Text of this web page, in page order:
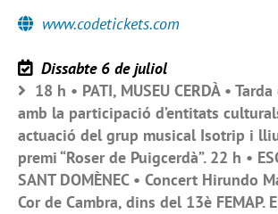
www.codetickets.com
Dissabte 6 de juliol
18 h • PATI, MUSEU CERDÀ •
amb la participació d’entitats
actuació del grup musical Isotrip i
premi “Roser de Puigcerdà”. 22 h •
SANT DOMÈNEC • Concert Hirundo
Cor de Cambra, dins del 13è FEMAP.